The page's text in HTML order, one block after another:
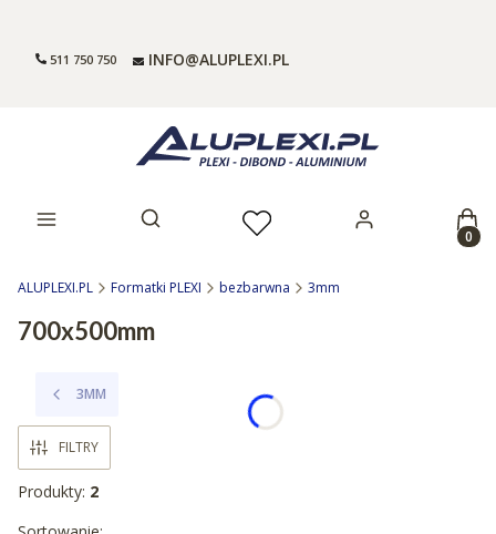
511 750 750 INFO@ALUPLEXI.PL
Otwórz wyszukiwarkę
ALUPLEXI.PL Formatki PLEXI bezbarwna 3mm
700x500mm
3MM
FILTRY
Produkty: 2